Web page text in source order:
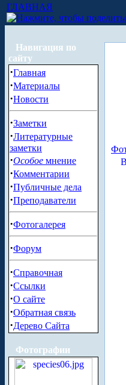
ГЛАВНАЯ
Навигация по
сайту
·Главная
·Материалы
·Новости
·Заметки
·Литературные
заметки
·Особое мнение
·Комментарии
·Публичные дела
·Преподаватели
·Фотогалерея
·Форум
·Справочная
·Ссылки
·О сайте
·Обратная связь
·Дерево Сайта
Фотографии